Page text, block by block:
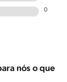
0
nós o que